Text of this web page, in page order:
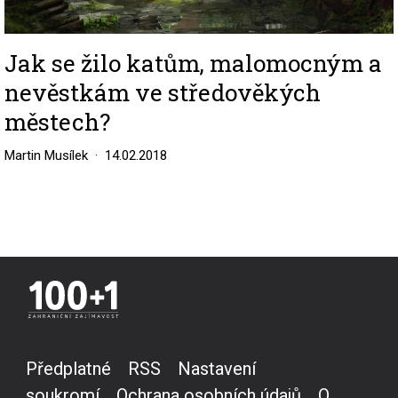
Jak se žilo katům, malomocným a
nevěstkám ve středověkých
městech?
Martin Musílek 14.02.2018
Předplatné RSS
Nastavení